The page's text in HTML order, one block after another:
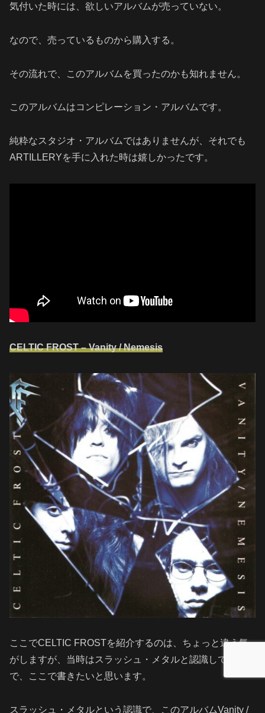
気付いた時には、欲しいアルバムが売っていない。
なので、売っているものから購入する。
その流れで、このアルバムを買ったのかも知れません。
このアルバムはコンピレーション・アルバムです。
純粋なスタジオ・アルバムではありませんが、それでも
ARTILLERYを手に入れた時は嬉しかったです。
CELTIC FROST – Vanity / Nemesis
ここでCELTIC FROSTを紹介するのは、ちょっと違う気
がしますが、当時はスラッシュ・メタルと認識していたの
で、ここで書きたいと思います。
スラッシュ・メタルという認識で、このアルバムVanity /